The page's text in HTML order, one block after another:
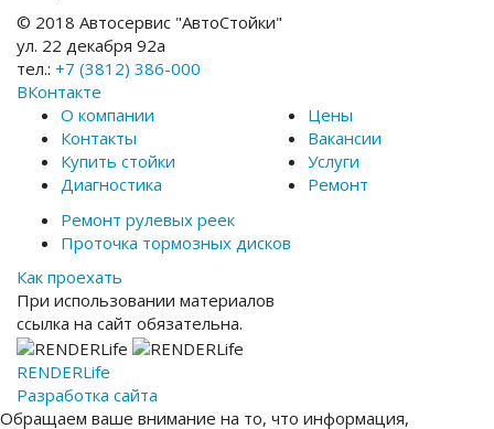
© 2018 Автосервис "АвтоСтойки"
ул. 22 декабря 92а
тел.: +7 (3812) 386-000
ВКонтакте
О компании
Контакты
Купить стойки
Диагностика
Цены
Вакансии
Услуги
Ремонт
Ремонт рулевых реек
Проточка тормозных дисков
Как проехать
При использовании материалов
ссылка на сайт обязательна.
RENDERLife
Разработка сайта
Обращаем ваше внимание на то, что информация,